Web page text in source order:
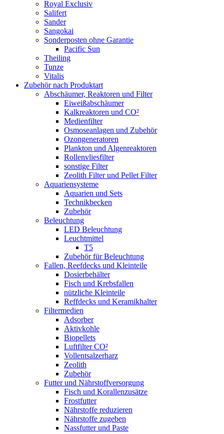
Royal Exclusiv
Salifert
Sander
Sangokai
Sonderposten ohne Garantie
Pacific Sun
Theiling
Tunze
Vitalis
Zubehör nach Produktart
Abschäumer, Reaktoren und Filter
Eiweißabschäumer
Kalkreaktoren und CO²
Medienfilter
Osmoseanlagen und Zubehör
Ozongeneratoren
Plankton und Algenreaktoren
Rollenvliesfilter
sonstige Filter
Zeolith Filter und Pellet Filter
Aquariensysteme
Aquarien und Sets
Technikbecken
Zubehör
Beleuchtung
LED Beleuchtung
Leuchtmittel
T5
Zubehör für Beleuchtung
Fallen, Reefdecks und Kleinteile
Dosierbehälter
Fisch und Krebsfallen
nützliche Kleinteile
Reffdecks und Keramikhalter
Filtermedien
Adsorber
Aktivkohle
Biopellets
Luftfilter CO²
Vollentsalzerharz
Zeolith
Zubehör
Futter und Nährstoffversorgung
Fisch und Korallenzusätze
Frostfutter
Nährstoffe reduzieren
Nährstoffe zugeben
Nassfutter und Paste